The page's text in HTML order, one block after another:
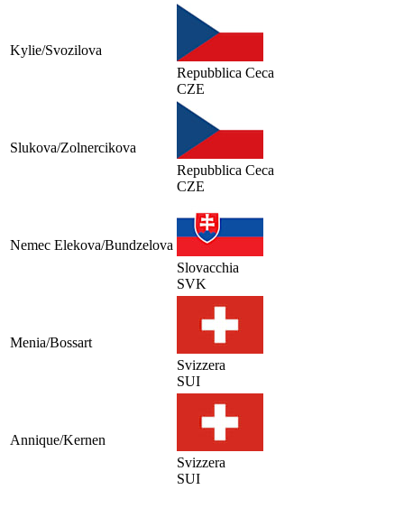
Kylie/Svozilova
Repubblica Ceca
CZE
Slukova/Zolnercikova
Repubblica Ceca
CZE
Nemec Elekova/Bundzelova
Slovacchia
SVK
Menia/Bossart
Svizzera
SUI
Annique/Kernen
Svizzera
SUI